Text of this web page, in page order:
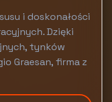
i doskonałości
Dzięki
tynków
Graesan, firma z